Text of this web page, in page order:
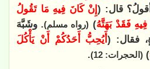
قال: (إِنْ كَانَ فِيهِ مَا تَقُولُ
فَقَدْ بَهَتَّهُ) (رواه مسلم). وشَبَّهَ
فقال: (أَيُحِبُّ أَحَدُكُمْ أَنْ يَأْكُلَ
) (الحجرات: 12)
.